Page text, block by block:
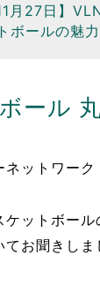
11月27日】
ボールの魅力
ール
ットワー
ットボー
お聞きしま